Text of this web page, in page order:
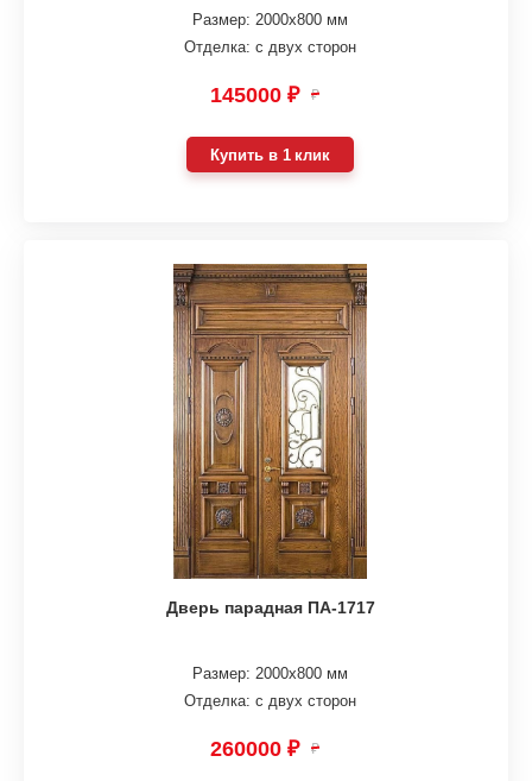
Размер: 2000х800 мм
Отделка: с двух сторон
145000 ₽ ₽
Купить в 1 клик
Дверь парадная ПА-1717
Размер: 2000х800 мм
Отделка: с двух сторон
260000 ₽ ₽